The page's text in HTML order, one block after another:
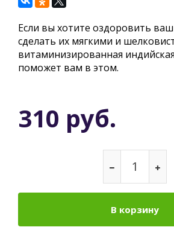
Если вы хотите оздоровить
сделать их мягкими и
витаминизированная
поможет вам в этом.
310 руб.
В корзину